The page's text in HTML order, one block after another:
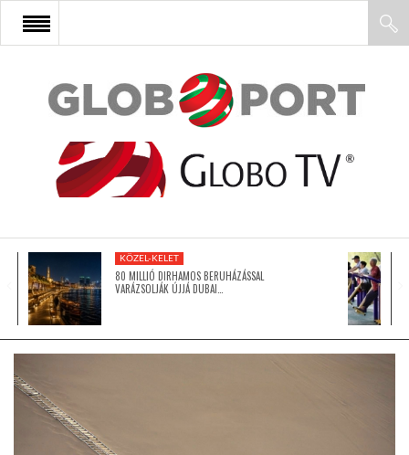
FŐOLDAL
AFRIKA
ÁZSIA
LATIN-AMERIKA
KÖZEL-KELET
KÖZEL-KELET
80 MILLIÓ DIRHAMOS BERUHÁZÁSSAL
VARÁZSOLJÁK ÚJJÁ DUBAI…